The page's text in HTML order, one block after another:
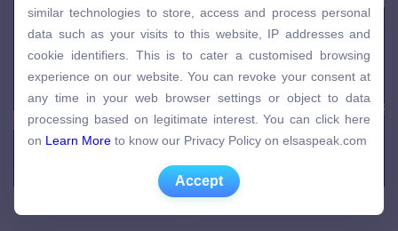
Trong câu điều kiện, but for có thể thay thế cho cụm if it hadn’t been for hoặc
data such as your visits to this website, IP addresses and
cookie identifiers. This is to cater a customised browsing
experience on our website. You can revoke your consent at
any time in your web browser settings or object to data
processing based on legitimate interest. You can click here
on
Learn More to know our Privacy Policy on elsaspeak.com
Accept
similar technologies to store, access and process personal
data such as your visits to this website, IP addresses and
cookie identifiers. This is to cater a customised browsing
experience on our website. You can revoke your consent at
any time in your web browser settings or object to data
processing based on legitimate interest. You can click here
on Learn More to know our Privacy Policy on elsaspeak.com
Accept